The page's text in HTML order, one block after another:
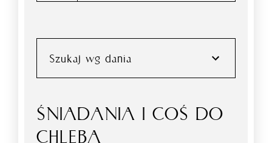
Szukaj wg dania
ŚNIADANIA I COŚ DO
CHLEBA